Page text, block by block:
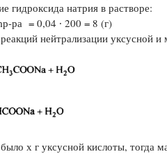
гидроксида натрия в растворе:
ра = 0,04 ∙ 200 = 8 (г)
нейтрализации уксусной и
х г уксусной кислоты, тогда